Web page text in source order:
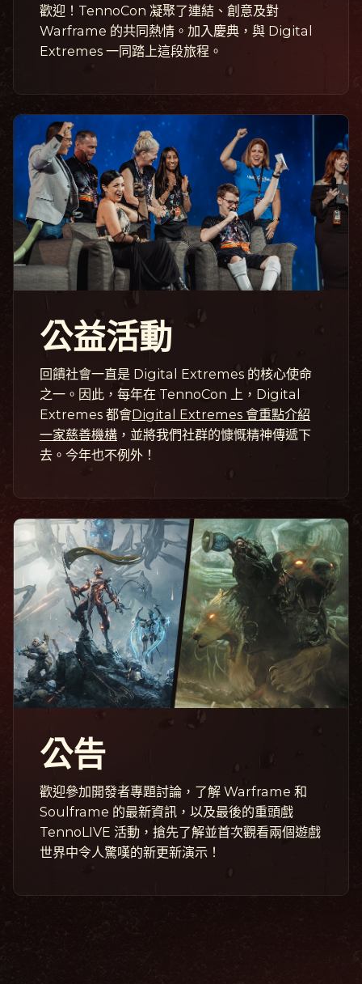
歡迎！TennoCon 凝聚了連結、創意及對
Warframe 的共同熱情。加入慶典，與 Digital
Extremes 一同踏上這段旅程。
公益活動
回饋社會一直是 Digital Extremes 的核心使命
之一。因此，每年在 TennoCon 上，Digital
Extremes 都會Digital Extremes 會重點介紹
一家慈善機構 ，並將我們社群的慷慨精神傳遞下
去。今年也不例外！
公告
歡迎參加開發者專題討論，了解 Warframe 和
Soulframe 的最新資訊，以及最後的重頭戲
TennoLIVE 活動，搶先了解並首次觀看兩個遊戲
世界中令人驚嘆的新更新演示！